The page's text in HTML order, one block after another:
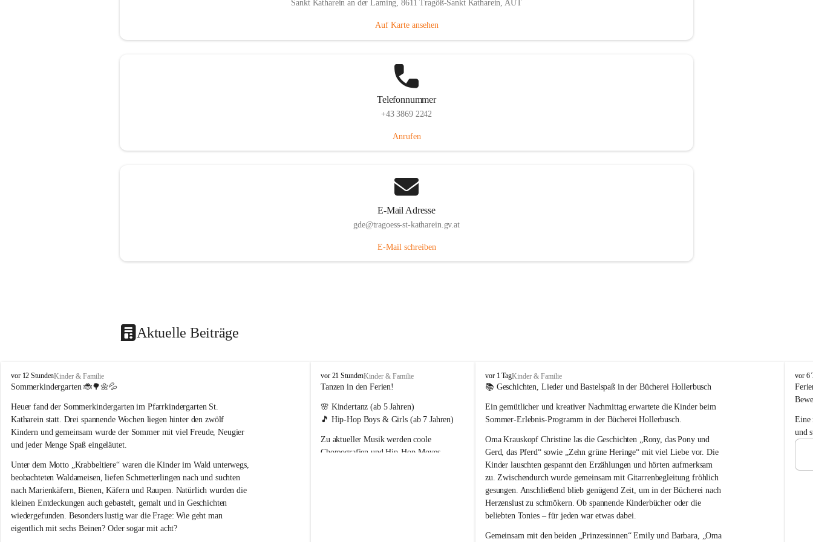
Sankt Katharein an der Laming, 8611 Tragöß-Sankt Katharein, AUT
Auf Karte ansehen
Telefonnummer
+43 3869 2242
Anrufen
E-Mail Adresse
gde@tragoess-st-katharein.gv.at
E-Mail schreiben
Aktuelle Beiträge
T
r
g
ö
ß
-
t
.
a
t
h
a
vor 12 StundenKinder & Familie
Sommerkindergarten 🐞🌳🌼💦
Heuer fand der Sommerkindergarten im Pfarrkindergarten St.
Katharein statt. Drei spannende Wochen liegen hinter den zwölf
Kindern und gemeinsam wurde der Sommer mit viel Freude, Neugier
und jeder Menge Spaß eingeläutet.
Unter dem Motto „Krabbeltiere“ waren die Kinder im Wald unterwegs,
beobachteten Waldameisen, liefen Schmetterlingen nach und suchten
nach Marienkäfern, Bienen, Käfern und Raupen. Natürlich wurden die
kleinen Entdeckungen auch gebastelt, gemalt und in Geschichten
wiedergefunden. Besonders lustig war die Frage: Wie geht man
eigentlich mit sechs Beinen? Oder sogar mit acht?
T
r
g
ö
-
S
vor 21 StundenKinder & Familie
Tanzen in den Ferien!
🌸 Kindertanz (ab 5 Jahren)
🎵 Hip-Hop Boys & Girls (ab 7 Jahren)
Zu aktueller Musik werden coole
Choreografien und Hip-Hop-Moves
T
r
g
ö
-
S
t
.
K
a
t
h
r
vor 1 TagKinder & Familie
📚 Geschichten, Lieder und Bastelspaß in der Bücherei Hollerbusch
Ein gemütlicher und kreativer Nachmittag erwartete die Kinder beim
Sommer-Erlebnis-Programm in der Bücherei Hollerbusch.
Oma Krauskopf Christine las die Geschichten „Rony, das Pony und
Gerd, das Pferd“ sowie „Zehn grüne Heringe“ mit viel Liebe vor. Die
Kinder lauschten gespannt den Erzählungen und hörten aufmerksam
zu. Zwischendurch wurde gemeinsam mit Gitarrenbegleitung fröhlich
gesungen. Anschließend blieb genügend Zeit, um in der Bücherei nach
Herzenslust zu schmökern. Ob spannende Kinderbücher oder die
beliebten Tonies – für jeden war etwas dabei.
Gemeinsam mit den beiden „Prinzessinnen“ Emily und Barbara, „Oma
T
r
a
ö
ß
-
vor 6
Eine
und